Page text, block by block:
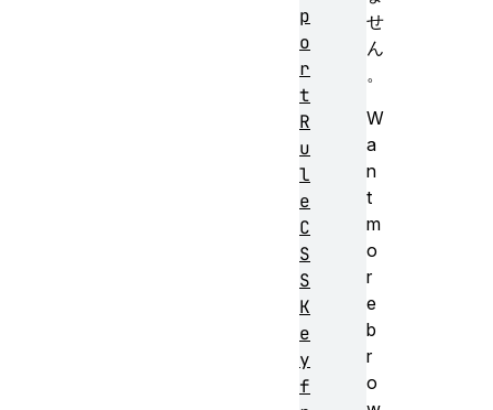
せ
ん
。
W
a
n
t
m
o
r
e
b
r
o
p
o
r
t
R
u
l
e
C
S
S
K
e
y
f